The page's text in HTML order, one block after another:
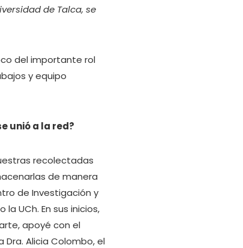
de Talca, se
del importante rol
y equipo
unió a la red?
recolectadas
de manera
de Investigación y
UCh. En sus inicios,
apoyé con el
Alicia Colombo, el